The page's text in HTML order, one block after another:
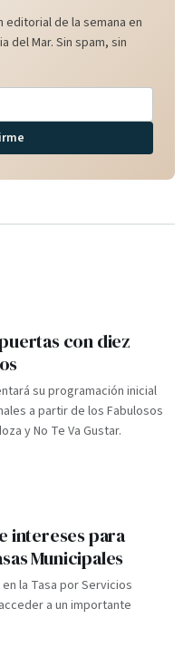
editorial de la semana en
del Mar. Sin spam, sin
con diez
su programación inicial
a partir de los Fabulosos
y No Te Va Gustar.
intereses para
Municipales
la Tasa por Servicios
a un importante